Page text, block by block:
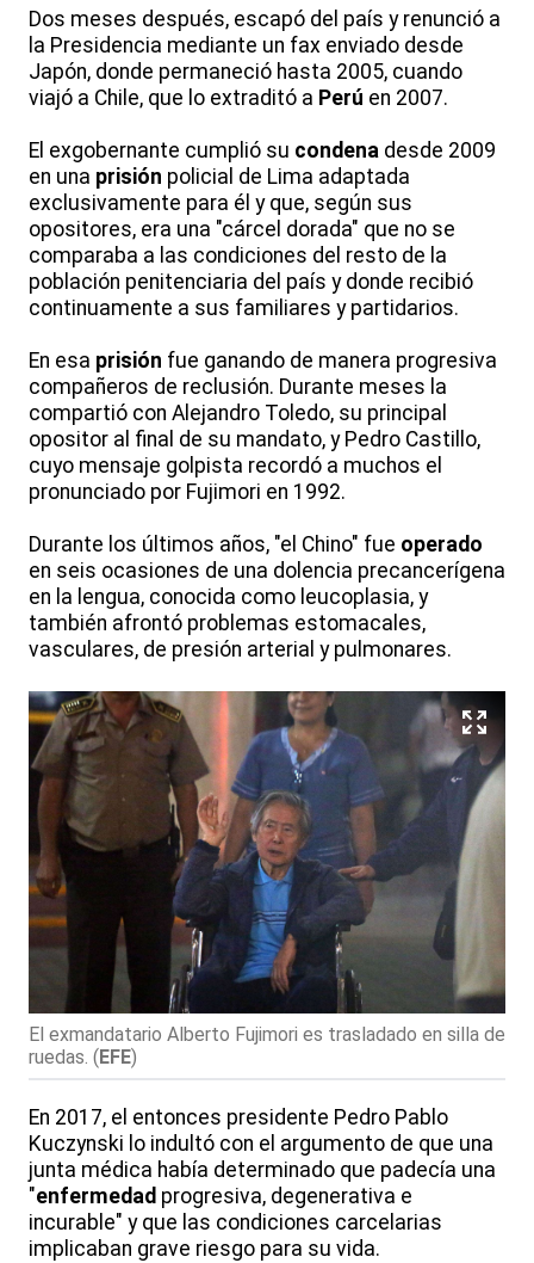
Dos meses después, escapó del país y renunció a
la Presidencia mediante un fax enviado desde
Japón, donde permaneció hasta 2005, cuando
viajó a Chile, que lo extraditó a Perú en 2007.
El exgobernante cumplió su condena desde 2009
en una prisión policial de Lima adaptada
exclusivamente para él y que, según sus
opositores, era una "cárcel dorada" que no se
comparaba a las condiciones del resto de la
población penitenciaria del país y donde recibió
continuamente a sus familiares y partidarios.
En esa prisión fue ganando de manera progresiva
compañeros de reclusión. Durante meses la
compartió con Alejandro Toledo, su principal
opositor al final de su mandato, y Pedro Castillo,
cuyo mensaje golpista recordó a muchos el
pronunciado por Fujimori en 1992.
Durante los últimos años, "el Chino" fue operado
en seis ocasiones de una dolencia precancerígena
en la lengua, conocida como leucoplasia, y
también afrontó problemas estomacales,
vasculares, de presión arterial y pulmonares.
El exmandatario Alberto Fujimori es trasladado en silla de
ruedas. ( EFE)
En 2017, el entonces presidente Pedro Pablo
Kuczynski lo indultó con el argumento de que una
junta médica había determinado que padecía una
"enfermedad progresiva, degenerativa e
incurable" y que las condiciones carcelarias
implicaban grave riesgo para su vida.